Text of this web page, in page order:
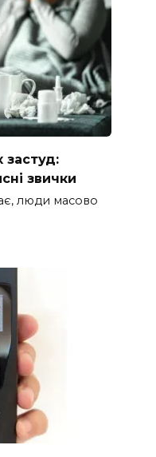
застуд:
звички
люди масово